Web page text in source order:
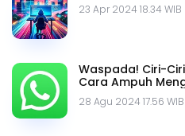
23 Apr 2024 18.34 WIB
Waspada! Ciri-
Cara Ampuh
28 Agu 2024 17.56 WIB